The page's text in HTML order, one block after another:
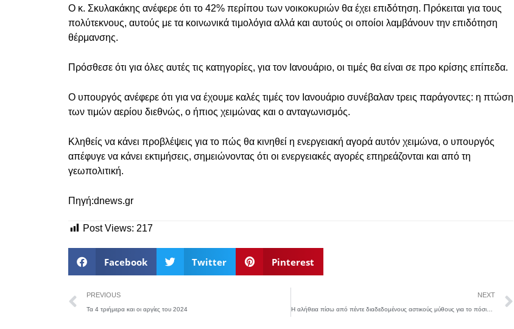
Ο κ. Σκυλακάκης ανέφερε ότι το 42% περίπου των νοικοκυριών θα έχει επιδότηση. Πρόκειται για τους
πολύτεκνους, αυτούς με τα κοινωνικά τιμολόγια αλλά και αυτούς οι οποίοι λαμβάνουν την επιδότηση
θέρμανσης.
Πρόσθεσε ότι για όλες αυτές τις κατηγορίες, για τον Ιανουάριο, οι τιμές θα είναι σε προ κρίσης επίπεδα.
Ο υπουργός ανέφερε ότι για να έχουμε καλές τιμές τον Ιανουάριο συνέβαλαν τρεις παράγοντες: η πτώση
των τιμών αερίου διεθνώς, ο ήπιος χειμώνας και ο ανταγωνισμός.
Κληθείς να κάνει προβλέψεις για το πώς θα κινηθεί η ενεργειακή αγορά αυτόν χειμώνα, ο υπουργός
απέφυγε να κάνει εκτιμήσεις, σημειώνοντας ότι οι ενεργειακές αγορές επηρεάζονται και από τη
γεωπολιτική.
Πηγή:dnews.gr
Post Views: 217
Facebook Twitter Pinterest
PREVIOUS
Τα 4 τριήμερα και οι αργίες του 2024
NEXT
Η αλήθεια πίσω από πέντε διαδεδομένους αστικούς μύθους για το πόσιμο νερό